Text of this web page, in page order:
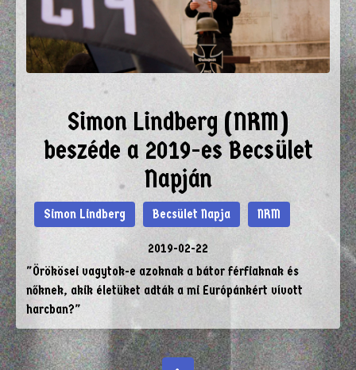
Simon Lindberg (NRM)
beszéde a 2019-es Becsület
Napján
Simon Lindberg Becsület Napja NRM
2019-02-22
"Örökösei vagytok-e azoknak a bátor férfiaknak és
nőknek, akik életüket adták a mi Európánkért vívott
harcban?"